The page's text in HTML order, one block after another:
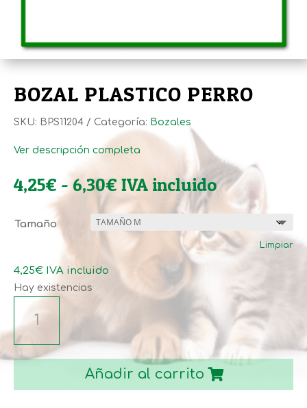
BOZAL PLASTICO PERRO
SKU: BPS11204 Categoría: Bozales
Ver descripción completa
4,25€ - 6,30€ Rango
de
precios:
desde
4,25€
hasta
6,30€
IVA incluido
Tamaño
Limpiar
4,25€ IVA incluido
Hay existencias
PERRO
cantidad
Añadir al carrito